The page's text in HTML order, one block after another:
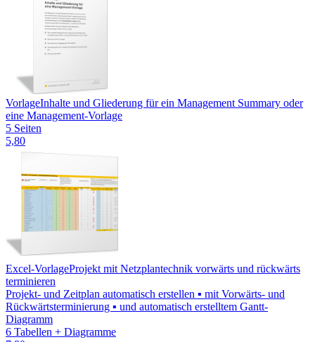
VorlageInhalte und Gliederung für ein Management Summary oder
eine Management-Vorlage
5 Seiten
5,80
Excel-VorlageProjekt mit Netzplantechnik vorwärts und rückwärts
terminieren
Projekt- und Zeitplan automatisch erstellen ▪ mit Vorwärts- und
Rückwärtsterminierung ▪ und automatisch erstelltem Gantt-
Diagramm
6 Tabellen + Diagramme